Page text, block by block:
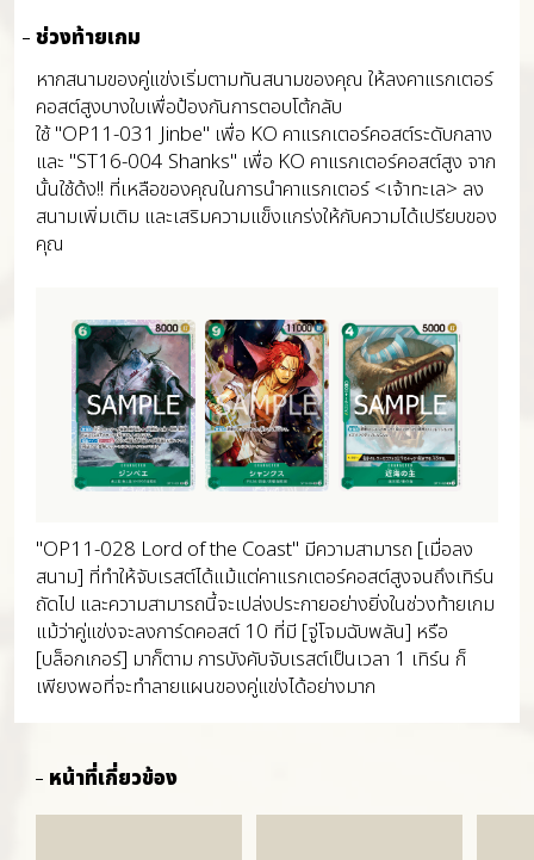
ช่วงท้ายเกม
หากสนามของคู่แข่งเริ่มตามทันสนามของคุณ ให้ลงคาแรกเตอร์
คอสต์สูงบางใบเพื่อป้องกันการตอบโต้กลับ
ใช้ "OP11-031 Jinbe" เพื่อ KO คาแรกเตอร์คอสต์ระดับกลาง
และ "ST16-004 Shanks" เพื่อ KO คาแรกเตอร์คอสต์สูง จาก
นั้นใช้ด้ง!! ที่เหลือของคุณในการนำคาแรกเตอร์ <เจ้าทะเล> ลง
สนามเพิ่มเติม และเสริมความแข็งแกร่งให้กับความได้เปรียบของ
คุณ
"OP11-028 Lord of the Coast" มีความสามารถ [เมื่อลง
สนาม] ที่ทำให้จับเรสต์ได้แม้แต่คาแรกเตอร์คอสต์สูงจนถึงเทิร์น
ถัดไป และความสามารถนี้จะเปล่งประกายอย่างยิ่งในช่วงท้ายเกม
แม้ว่าคู่แข่งจะลงการ์ดคอสต์ 10 ที่มี [จู่โจมฉับพลัน] หรือ
[บล็อกเกอร์] มาก็ตาม การบังคับจับเรสต์เป็นเวลา 1 เทิร์น ก็
เพียงพอที่จะทำลายแผนของคู่แข่งได้อย่างมาก
หน้าที่เกี่ยวข้อง